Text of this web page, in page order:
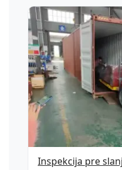
Inspekcija pre